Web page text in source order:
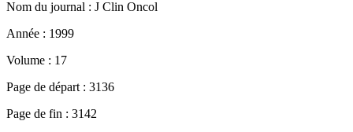
Nom du journal : J Clin Oncol
Année : 1999
Volume : 17
Page de départ : 3136
Page de fin : 3142